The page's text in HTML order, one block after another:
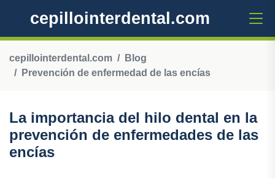
cepillointerdental.com
cepillointerdental.com
Blog
Prevención de enfermedad de las encías
La importancia del hilo dental en la
prevención de enfermedades de las
encías